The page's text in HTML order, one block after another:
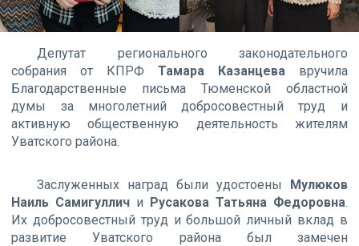
Депутат регионального законодательного
собрания от КПРФ Тамара Казанцевавручила
Благодарственные письма Тюменской областной
думы за многолетний добросовестный труд и
активную общественную деятельность жителям
Уватского района.
Заслуженных наград были удостоены Мулюков
Наиль Самигуллич и Русакова Татьяна Федоровна.
Их добросовестный труд и большой личный вклад в
развитие Уватского района был замечен